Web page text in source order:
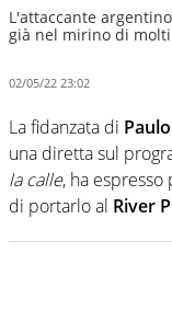
L'attaccante
già nel mirino di
02/05/22 23:02
La fidanzata di
una diretta sul
la calle, ha
di portarlo al River